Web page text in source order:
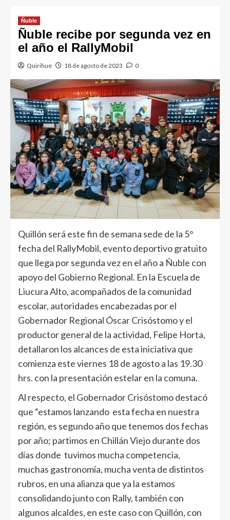
Ñuble
Ñuble recibe por segunda vez en
el año el RallyMobil
Quirihue 18 de agosto de 2023 0
Quillón será este fin de semana sede de la 5°
fecha del RallyMobil, evento deportivo gratuito
que llega por segunda vez en el año a Ñuble con
apoyo del Gobierno Regional. En la Escuela de
Liucura Alto, acompañados de la comunidad
escolar, autoridades encabezadas por el
Gobernador Regional Óscar Crisóstomo y el
productor general de la actividad, Felipe Horta,
detallaron los alcances de esta iniciativa que
comienza este viernes 18 de agosto a las 19.30
hrs. con la presentación estelar en la comuna.
Al respecto, el Gobernador Crisóstomo destacó
que “estamos lanzando esta fecha en nuestra
región, es segundo año que tenemos dos fechas
por año; partimos en Chillán Viejo durante dos
días donde tuvimos mucha competencia,
muchas gastronomía, mucha venta de distintos
rubros, en una alianza que ya la estamos
consolidando junto con Rally, también con
algunos alcaldes, en este caso con Quillón, con